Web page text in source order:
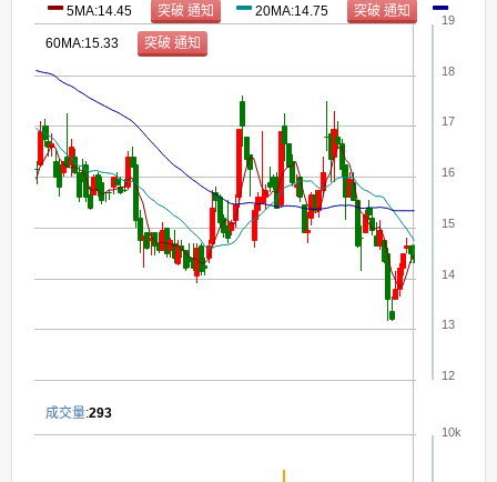
12
13
14
15
16
17
18
19
10k
5MA:14.45
20MA:14.75
60MA:15.33
成交量:293